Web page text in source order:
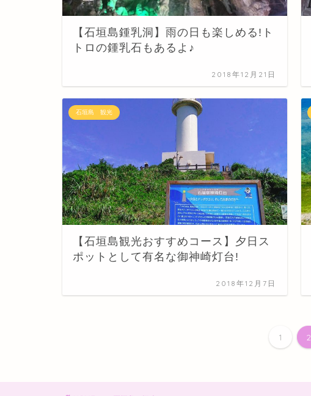
【石垣島鍾乳洞】雨の日も楽しめる!ト
トロの鍾乳石もあるよ♪
2018年12月21日
石垣島 観光
【石垣島観光おすすめコース】夕日ス
ポットとして有名な御神崎灯台!
2018年12月7日
1 2